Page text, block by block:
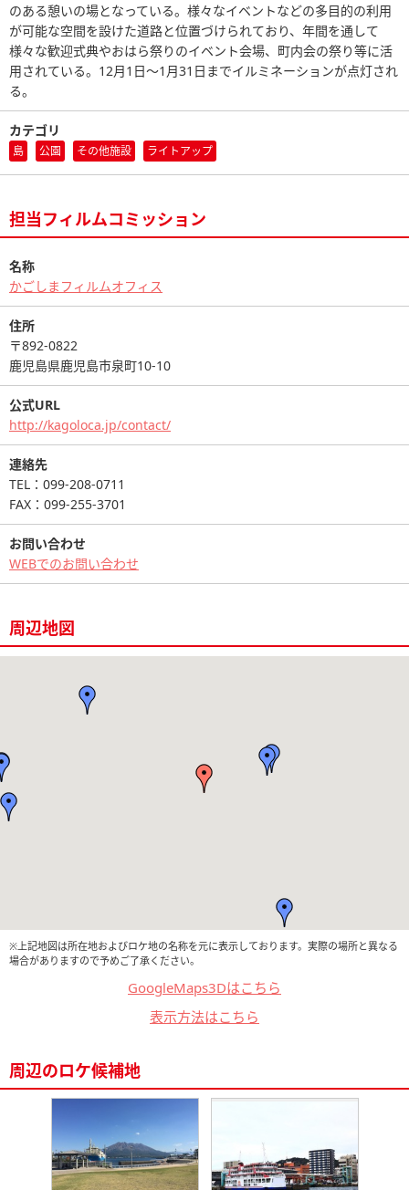
のある憩いの場となっている。様々なイベントなどの多目的の利用
が可能な空間を設けた道路と位置づけられており、年間を通して
様々な歓迎式典やおはら祭りのイベント会場、町内会の祭り等に活
用されている。12月1日～1月31日までイルミネーションが点灯され
る。
カテゴリ
島 公園 その他施設 ライトアップ
担当フィルムコミッション
名称
かごしまフィルムオフィス
住所
〒892-0822
鹿児島県鹿児島市泉町10-10
公式URL
http://kagoloca.jp/contact/
連絡先
TEL：099-208-0711
FAX：099-255-3701
お問い合わせ
WEBでのお問い合わせ
周辺地図
※上記地図は所在地およびロケ地の名称を元に表示しております。実際の場所と異なる
場合がありますので予めご了承ください。
GoogleMaps3Dはこちら
表示方法はこちら
周辺のロケ候補地